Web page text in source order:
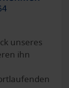
unseres
ihn